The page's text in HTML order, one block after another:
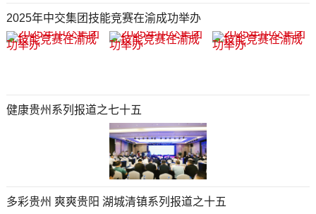
2025年中交集团技能竞赛在渝成功举办
健康贵州系列报道之七十五
多彩贵州 爽爽贵阳 湖城清镇系列报道之十五